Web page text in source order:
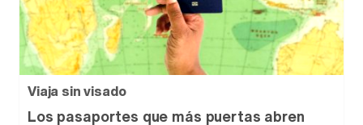
Viaja sin visado
Los pasaportes que más puertas abren